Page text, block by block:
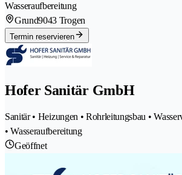
Wasseraufbereitung
Grund9043 Trogen
Termin reservieren
Hofer Sanitär GmbH
Sanitär • Heizungen • Rohrleitungsbau •
• Wasseraufbereitung
Geöffnet